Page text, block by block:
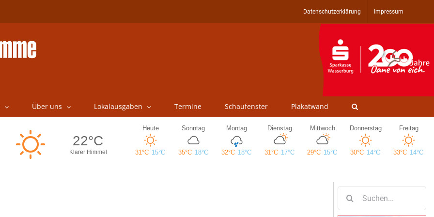
Datenschutzerklärung Impressum
Über uns Lokalausgaben Termine Schaufenster Plakatwand
nach: